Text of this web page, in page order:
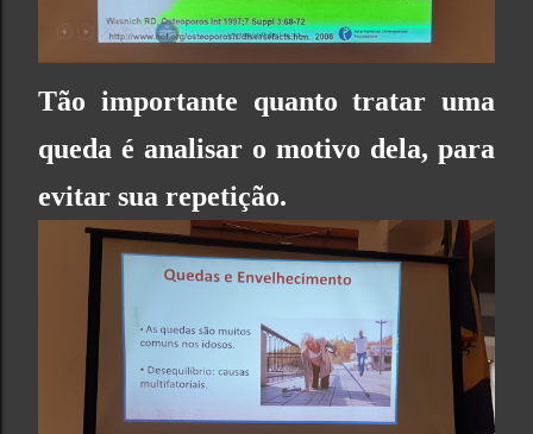
Tão importante quanto tratar uma
queda é analisar o motivo dela, para
evitar sua repetição.